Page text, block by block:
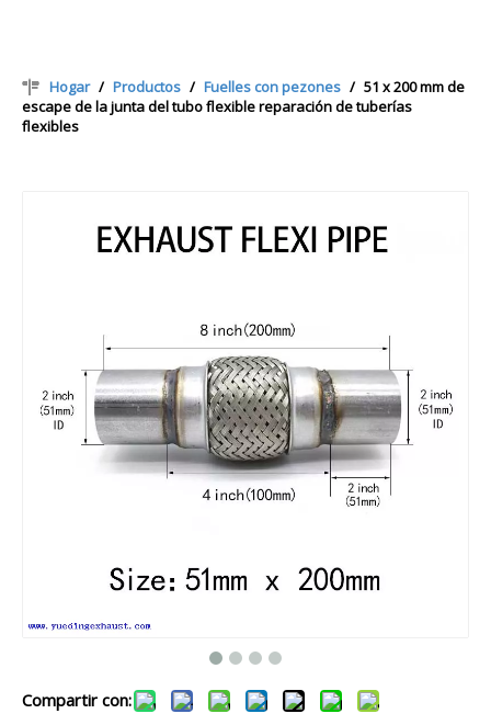
Hogar / Productos / Fuelles con pezones / 51 x 200 mm de
escape de la junta del tubo flexible reparación de tuberías
flexibles
Compartir con: